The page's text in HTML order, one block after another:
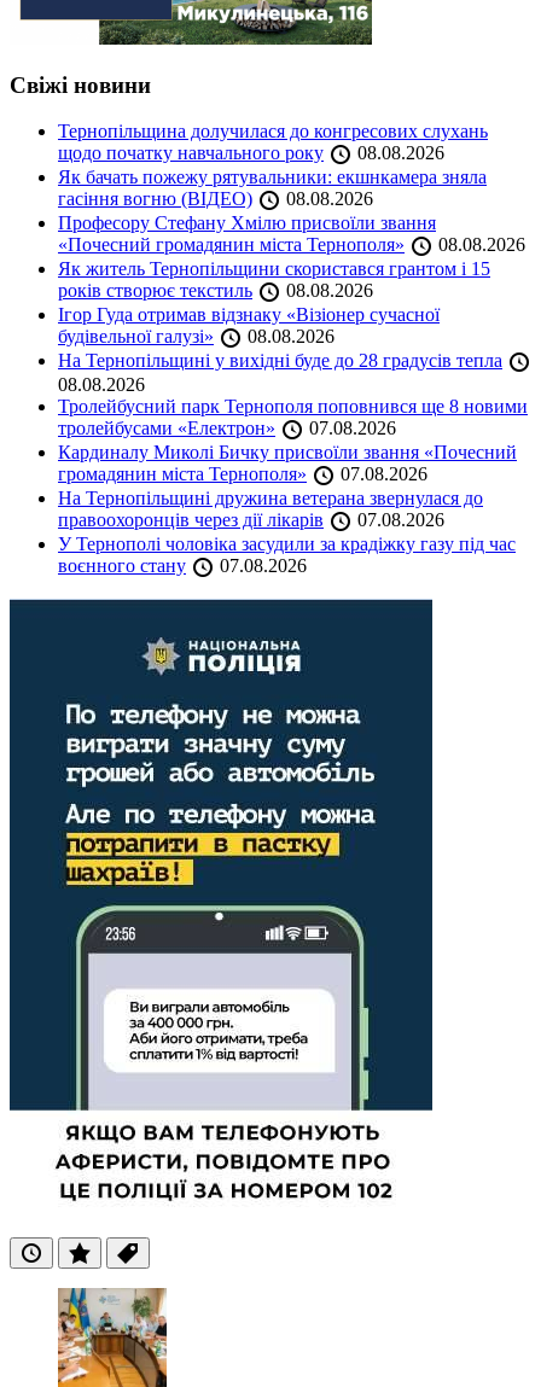
Свіжі новини
Тернопільщина долучилася до конгресових слухань
щодо початку навчального року
08.08.2026
Як бачать пожежу рятувальники: екшнкамера зняла
гасіння вогню (ВІДЕО)
08.08.2026
Професору Стефану Хмілю присвоїли звання
«Почесний громадянин міста Тернополя»
08.08.2026
Як житель Тернопільщини скористався грантом і 15
років створює текстиль
08.08.2026
Ігор Гуда отримав відзнаку «Візіонер сучасної
будівельної галузі»
08.08.2026
На Тернопільщині у вихідні буде до 28 градусів тепла
08.08.2026
Тролейбусний парк Тернополя поповнився ще 8 новими
тролейбусами «Електрон»
07.08.2026
Кардиналу Миколі Бичку присвоїли звання «Почесний
громадянин міста Тернополя»
07.08.2026
На Тернопільщині дружина ветерана звернулася до
правоохоронців через дії лікарів
07.08.2026
У Тернополі чоловіка засудили за крадіжку газу під час
воєнного стану
07.08.2026
ОстанніПопулярні
Теги